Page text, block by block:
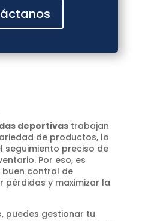
deportivastrabajan
de productos, lo
seguimiento preciso de
Por eso, es
control de
pérdidas y maximizar la
, puedes gestionar tu